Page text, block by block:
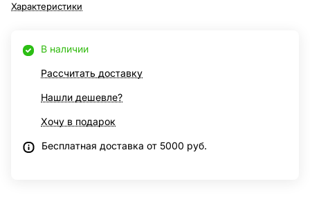
Характеристики
В наличии
Рассчитать доставку
Нашли дешевле?
Хочу в подарок
Бесплатная доставка от 5000 руб.